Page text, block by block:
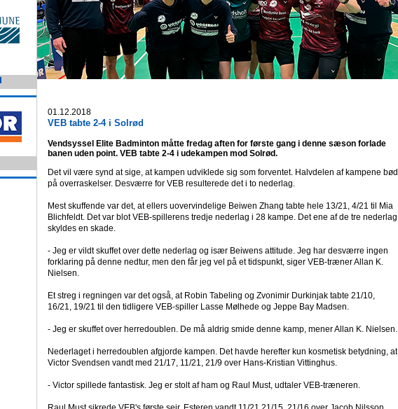
01.12.2018
VEB tabte 2-4 i Solrød
Vendsyssel Elite Badminton måtte fredag aften for første gang i denne sæson forlade
banen uden point. VEB tabte 2-4 i udekampen mod Solrød.
Det vil være synd at sige, at kampen udviklede sig som forventet. Halvdelen af kampene bød
på overraskelser. Desværre for VEB resulterede det i to nederlag.
Mest skuffende var det, at ellers uovervindelige Beiwen Zhang tabte hele 13/21, 4/21 til Mia
Blichfeldt. Det var blot VEB-spillerens tredje nederlag i 28 kampe. Det ene af de tre nederlag
skyldes en skade.
- Jeg er vildt skuffet over dette nederlag og især Beiwens attitude. Jeg har desværre ingen
forklaring på denne nedtur, men den får jeg vel på et tidspunkt, siger VEB-træner Allan K.
Nielsen.
Et streg i regningen var det også, at Robin Tabeling og Zvonimir Durkinjak tabte 21/10,
16/21, 19/21 til den tidligere VEB-spiller Lasse Mølhede og Jeppe Bay Madsen.
- Jeg er skuffet over herredoublen. De må aldrig smide denne kamp, mener Allan K. Nielsen.
Nederlaget i herredoublen afgjorde kampen. Det havde herefter kun kosmetisk betydning, at
Victor Svendsen vandt med 21/17, 11/21, 21/9 over Hans-Kristian Vittinghus.
- Victor spillede fantastisk. Jeg er stolt af ham og Raul Must, udtaler VEB-træneren.